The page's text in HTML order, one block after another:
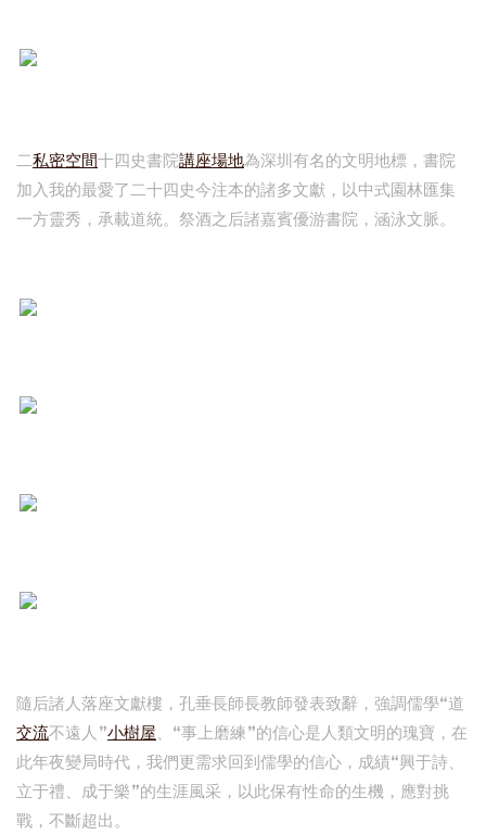
二私密空間十四史書院講座場地為深圳有名的文明地標，書院
加入我的最愛了二十四史今注本的諸多文獻，以中式園林匯集
一方靈秀，承載道統。祭酒之后諸嘉賓優游書院，涵泳文脈。
隨后諸人落座文獻樓，孔垂長師長教師發表致辭，強調儒學“道
交流不遠人”小樹屋、“事上磨練”的信心是人類文明的瑰寶，在
此年夜變局時代，我們更需求回到儒學的信心，成績“興于詩、
立于禮、成于樂”的生涯風采，以此保有性命的生機，應對挑
戰，不斷超出。